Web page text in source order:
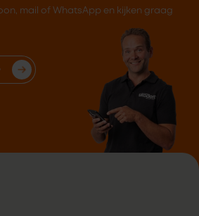
mail of WhatsApp en kijken graag